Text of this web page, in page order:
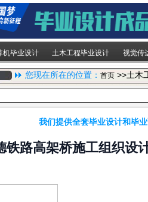
机毕业设计 土木工程毕业设计 视觉传
您现在所在的位置： 首页 >>土木
我们提供全套毕业设计和毕业
铁路高架桥施工组织设